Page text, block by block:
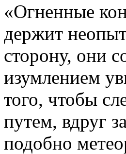
«Огненные
держит
сторону, они
изумлением
того, чтобы
путем, вдруг
подобно